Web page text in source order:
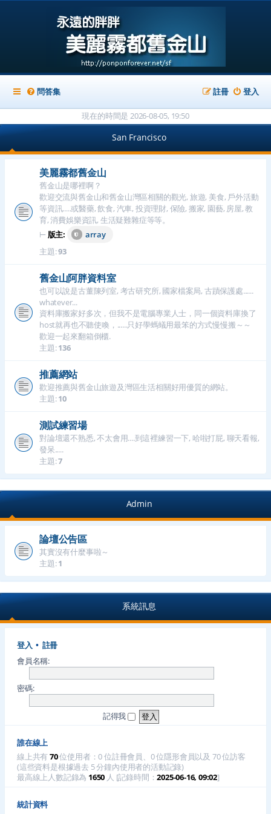
問答集 登入
註冊
現在的時間是 2026-08-05, 19:50
San Francisco
美麗霧都舊金山
舊金山是哪裡啊？
歡迎交流與舊金山和舊金山灣區相關的觀光, 旅遊, 美食, 戶外活動
等資訊.....或醫藥, 飲食, 汽車, 投資理財, 保險, 搬家, 園藝, 房屋, 教
育, 消費娛樂資訊, 生活疑難雜症等等。
⊢ 版主:
array
主題:93
舊金山阿胖資料室
也可以說是古董陳列室, 考古研究所, 國家檔案局, 古蹟保護處......
whatever...
資料庫搬家好多次，但我不是電腦專業人士，同一個資料庫換了
host就再也不聽使喚，......只好學螞蟻用最笨的方式慢慢搬～～
歡迎一起來翻箱倒櫃.
主題:136
推薦網站
歡迎推薦與舊金山旅遊及灣區生活相關好用優質的網站。
主題:10
測試練習場
對論壇還不熟悉, 不太會用....到這裡練習一下, 哈啦打屁, 聊天看報,
發呆.....
主題:7
Admin
論壇公告區
其實沒有什麼事啦～
主題:1
系統訊息
登入 • 註冊
會員名稱:
密碼:
記得我
誰在線上
線上共有70位使用者：0 位註冊會員、0 位隱形會員以及 70 位訪客
(這些資料是根據過去 5 分鐘內使用者的活動記錄)
最高線上人數記錄為 1650 人 [記錄時間：2025-06-16, 09:02]
統計資料